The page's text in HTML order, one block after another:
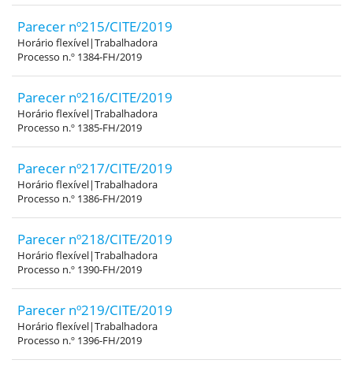
Parecer nº215/CITE/2019
Horário flexível|Trabalhadora
Processo n.º 1384-FH/2019
Parecer nº216/CITE/2019
Horário flexível|Trabalhadora
Processo n.º 1385-FH/2019
Parecer nº217/CITE/2019
Horário flexível|Trabalhadora
Processo n.º 1386-FH/2019
Parecer nº218/CITE/2019
Horário flexível|Trabalhadora
Processo n.º 1390-FH/2019
Parecer nº219/CITE/2019
Horário flexível|Trabalhadora
Processo n.º 1396-FH/2019